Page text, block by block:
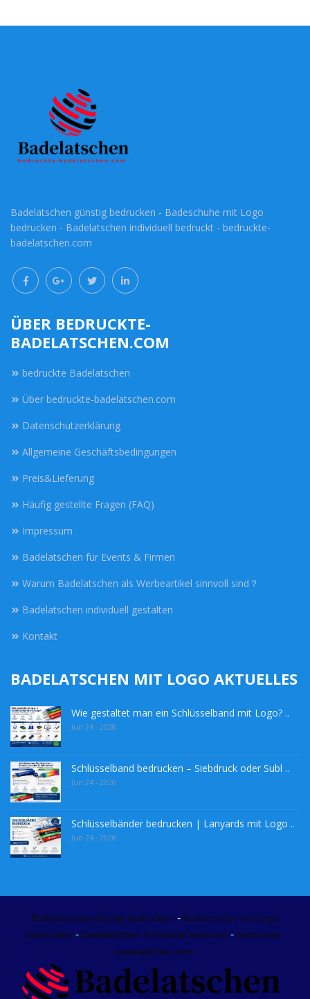
Badelatschen günstig bedrucken - Badeschuhe mit Logo
bedrucken - Badelatschen individuell bedruckt - bedruckte-
badelatschen.com
ÜBER BEDRUCKTE-
BADELATSCHEN.COM
bedruckte Badelatschen
Über bedruckte-badelatschen.com
Datenschutzerklärung
Allgemeine Geschäftsbedingungen
Preis&Lieferung
Häufig gestellte Fragen (FAQ)
Impressum
Badelatschen für Events & Firmen
Warum Badelatschen als Werbeartikel sinnvoll sind？
Badelatschen individuell gestalten
Kontakt
BADELATSCHEN MIT LOGO AKTUELLES
Wie gestaltet man ein Schlüsselband mit Logo? ..
Jun 24 - 2026
Schlüsselband bedrucken – Siebdruck oder Subl ..
Jun 24 - 2026
Schlüsselbänder bedrucken | Lanyards mit Logo ..
Jun 24 - 2026
Badelatschen günstig bedrucken - Badeschuhe mit Logo
bedrucken - Badelatschen individuell bedruckt - bedruckte-
badelatschen.com